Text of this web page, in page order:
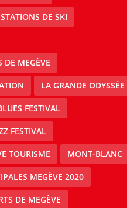
DE SKI
DE MEGÈVE
LA GRANDE ODYSSÉE
FESTIVAL
FESTIVAL
TOURISME MONT-BLANC
MEGÈVE 2020
DE MEGÈVE